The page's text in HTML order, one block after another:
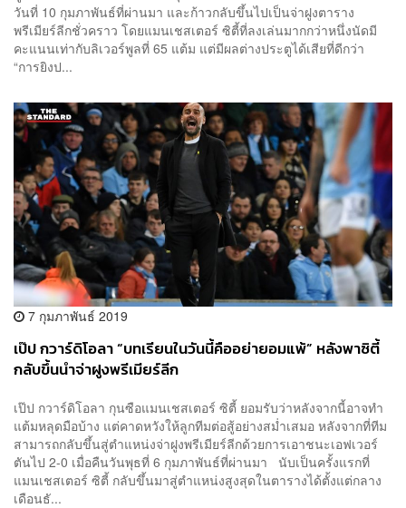
วันที่ 10 กุมภาพันธ์ที่ผ่านมา และก้าวกลับขึ้นไปเป็นจ่าฝูงตาราง
พรีเมียร์ลีกชั่วคราว โดยแมนเชสเตอร์ ซิตี้ที่ลงเล่นมากกว่าหนึ่งนัดมี
คะแนนเท่ากับลิเวอร์พูลที่ 65 แต้ม แต่มีผลต่างประตูได้เสียที่ดีกว่า
“การยิงป...
7 กุมภาพันธ์ 2019
เป๊ป กวาร์ดิโอลา “บทเรียนในวันนี้คืออย่ายอมแพ้” หลังพาซิตี้
กลับขึ้นนำจ่าฝูงพรีเมียร์ลีก
เป๊ป กวาร์ดิโอลา กุนซือแมนเชสเตอร์ ซิตี้ ยอมรับว่าหลังจากนี้อาจทำ
แต้มหลุดมือบ้าง แต่คาดหวังให้ลูกทีมต่อสู้อย่างสม่ำเสมอ หลังจากที่ทีม
สามารถกลับขึ้นสู่ตำแหน่งจ่าฝูงพรีเมียร์ลีกด้วยการเอาชนะเอฟเวอร์
ตันไป 2-0 เมื่อคืนวันพุธที่ 6 กุมภาพันธ์ที่ผ่านมา นับเป็นครั้งแรกที่
แมนเชสเตอร์ ซิตี้ กลับขึ้นมาสู่ตำแหน่งสูงสุดในตารางได้ตั้งแต่กลาง
เดือนธั...